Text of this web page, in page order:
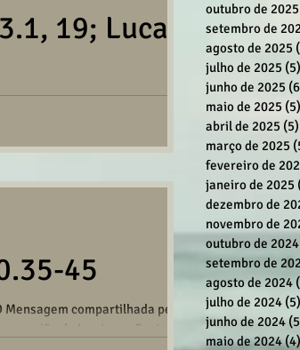
19; Lucas
2025. CLIQUE AQUI PARA
45
Mensagem compartilhada pelo
reunião da Igreja em Santo
outubro de 2025
setembro de
agosto de 2025
julho de 2025 (5)
junho de 2025
maio de 2025 (5)
abril de 2025 (5)
março de 2025
fevereiro de
janeiro de 2025
dezembro de
novembro de
outubro de 2024
setembro de
agosto de 2024
julho de 2024 (5)
junho de 2024
maio de 2024(4)